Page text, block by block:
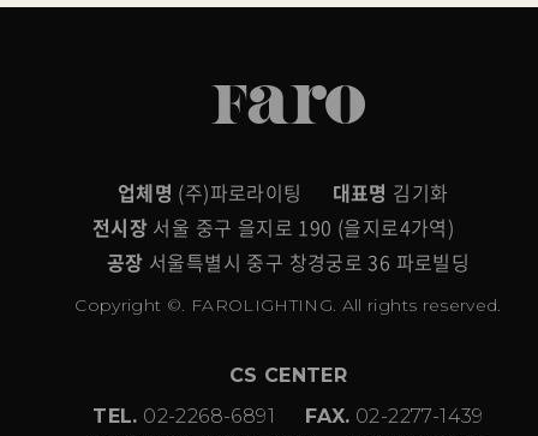
업체명 (주)파로라이팅 대표명 김기화
전시장 서울 중구 을지로 190 (을지로4가역)
공장 서울특별시 중구 창경궁로 36 파로빌딩
Copyright ©. FAROLIGHTING. All rights reserved.
CS CENTER
TEL. 02-2268-6891 FAX. 02-2277-1439